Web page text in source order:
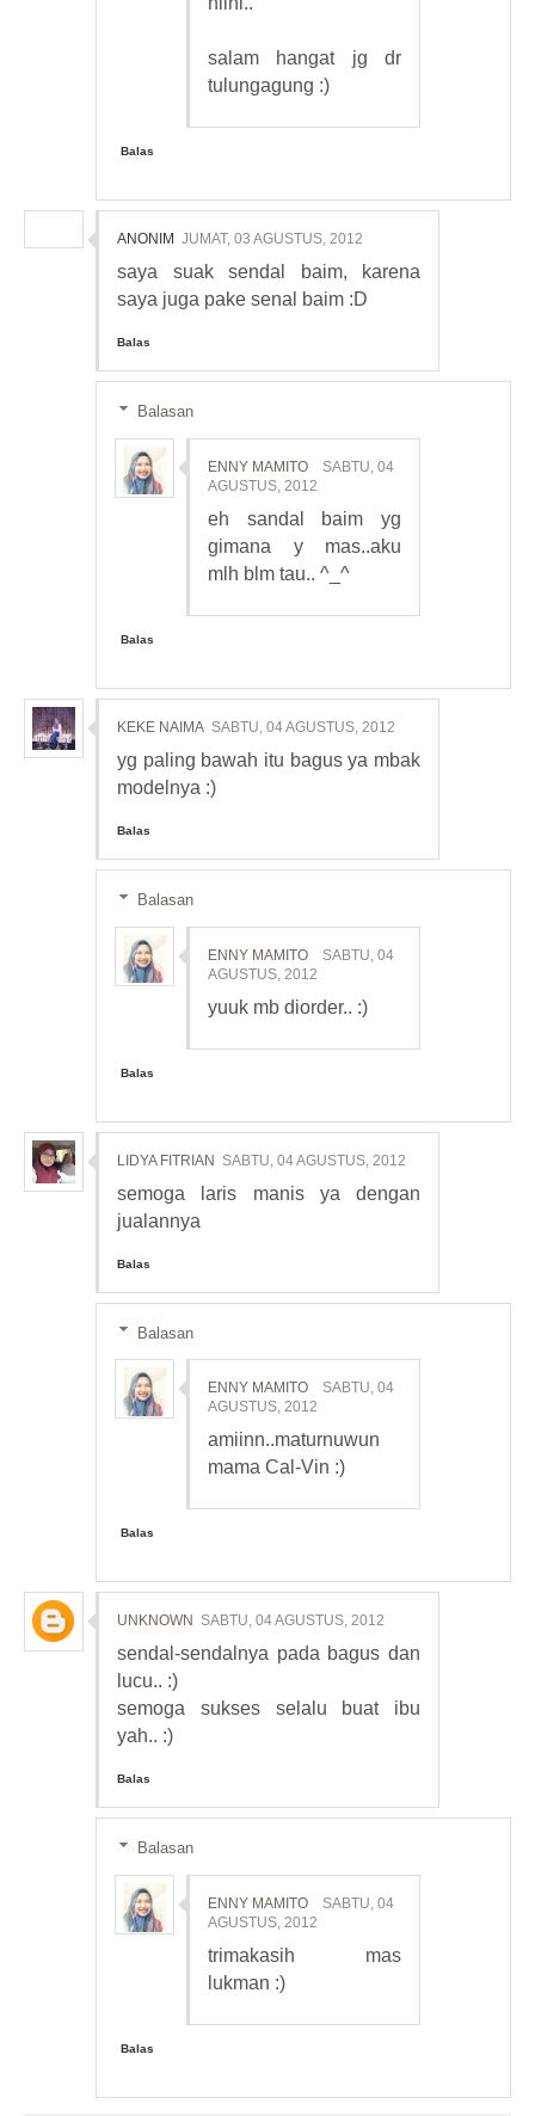
salam hangat jg dr
tulungagung :)
Balas
ANONIM JUMAT, 03 AGUSTUS, 2012
saya suak sendal baim, karena
saya juga pake senal baim :D
Balas
Balasan
ENNY MAMITO
SABTU, 04
AGUSTUS, 2012
eh sandal baim yg
gimana y mas..aku
mlh blm tau.. ^_^
Balas
KEKE NAIMA SABTU, 04 AGUSTUS, 2012
yg paling bawah itu bagus ya mbak
modelnya :)
Balas
Balasan
ENNY MAMITO
SABTU, 04
AGUSTUS, 2012
yuuk mb diorder.. :)
Balas
LIDYA FITRIAN SABTU, 04 AGUSTUS, 2012
semoga laris manis ya dengan
jualannya
Balas
Balasan
ENNY MAMITO
SABTU, 04
AGUSTUS, 2012
amiinn..maturnuwun
mama Cal-Vin :)
Balas
UNKNOWN SABTU, 04 AGUSTUS, 2012
sendal-sendalnya pada bagus dan
lucu.. :)
semoga sukses selalu buat ibu
yah.. :)
Balas
Balasan
ENNY MAMITO
SABTU, 04
AGUSTUS, 2012
trimakasih mas
lukman :)
Balas